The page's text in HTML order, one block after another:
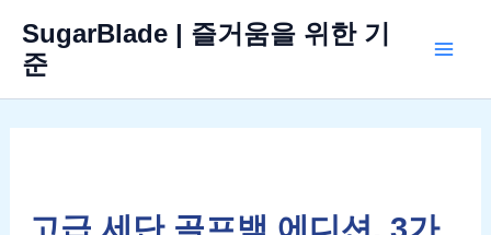
SugarBlade | 즐거움을 위한 기
준